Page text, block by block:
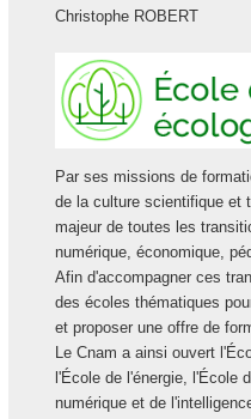
Christophe ROBERT
Par ses missions de
de la culture scientifique et
majeur de toutes les
numérique, économique,
Afin d'accompagner ces
des écoles thématiques
et proposer une offre de
Le Cnam a ainsi ouvert
l'École de l'énergie, l'École
numérique et de